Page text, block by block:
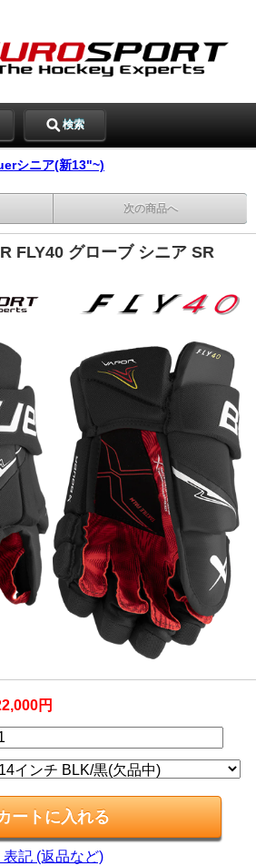
検索
シニア(新13"~)
次の商品へ
FLY40 グローブ シニア SR
円
記 (返品など)